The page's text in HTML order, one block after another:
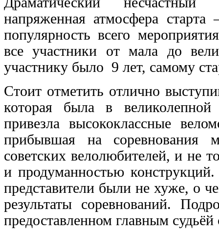
напряженная атмосфера
популярность всего
все участники от мала до
участнику было 9 лет, самому
Стоит отметить отлично
которая была в
привезла высококлассные
прибывшая на соревнования
советских велолюбителей, и не
и продуманностью
представители были не хуже, о
результаты соревнований.
предоставленном главным судьёй